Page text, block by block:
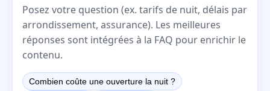
Posez votre question (ex. tarifs de nuit, délais par
arrondissement, assurance). Les meilleures
réponses sont intégrées à la FAQ pour enrichir le
contenu.
Combien coûte une ouverture la nuit ?